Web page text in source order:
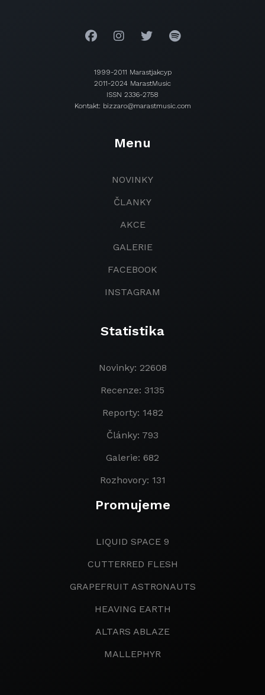
1999-2011 Marastjakcyp
2011-2024 MarastMusic
ISSN 2336-2758
Kontakt: bizzaro@marastmusic.com
Menu
NOVINKY
ČLANKY
AKCE
GALERIE
FACEBOOK
INSTAGRAM
Statistika
Novinky: 22608
Recenze: 3135
Reporty: 1482
Články: 793
Galerie: 682
Rozhovory: 131
Promujeme
LIQUID SPACE 9
CUTTERRED FLESH
GRAPEFRUIT ASTRONAUTS
HEAVING EARTH
ALTARS ABLAZE
MALLEPHYR